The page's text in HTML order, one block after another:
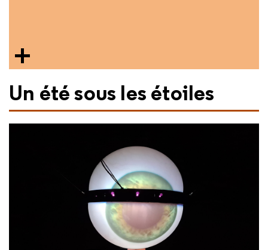
Un été sous les étoiles